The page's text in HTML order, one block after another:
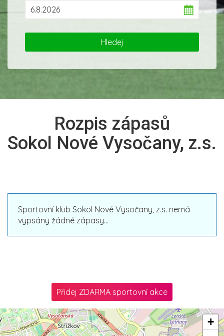
Rozpis zápasů
Sokol Nové Vysočany, z.s.
Sportovní klub Sokol Nové Vysočany, z.s. nemá
vypsány žádné zápasy...
Přidej ZDARMA sportovní akce
+